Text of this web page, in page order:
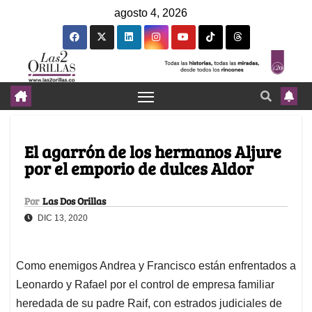
agosto 4, 2026
El agarrón de los hermanos Aljure
por el emporio de dulces Aldor
Por Las Dos Orillas
DIC 13, 2020
Como enemigos Andrea y Francisco están enfrentados a
Leonardo y Rafael por el control de empresa familiar
heredada de su padre Raif, con estrados judiciales de